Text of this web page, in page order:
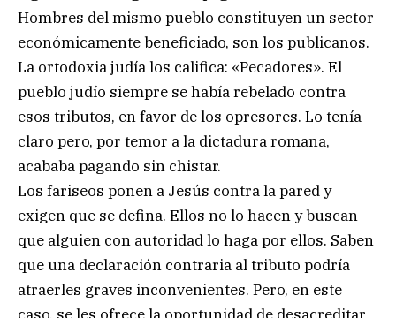
Hombres del mismo pueblo constituyen un sector
económicamente beneficiado, son los publicanos.
La ortodoxia judía los califica: «Pecadores». El
pueblo judío siempre se había rebelado contra
esos tributos, en favor de los opresores. Lo tenía
claro pero, por temor a la dictadura romana,
acababa pagando sin chistar.
Los fariseos ponen a Jesús contra la pared y
exigen que se defina. Ellos no lo hacen y buscan
que alguien con autoridad lo haga por ellos. Saben
que una declaración contraria al tributo podría
atraerles graves inconvenientes. Pero, en este
caso, se les ofrece la oportunidad de desacreditar